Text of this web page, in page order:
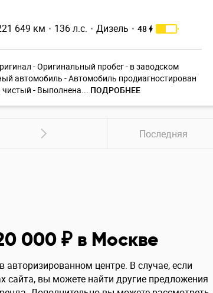
649 км 136 л.с. Дизель 48
- Оригинальный пробег - в заводском
автомобиль - Автомобиль продиагностирован
- Выполнена... ПОДРОБНЕЕ
Последняя
000 ₽ в Москве
центре. В случае, если
вы можете найти другие предложения